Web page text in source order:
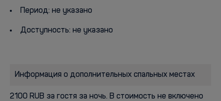
Период: не указано
Доступность: не указано
Информация о дополнительных спальных местах
2100 RUB за гостя за ночь. В стоимость не включено